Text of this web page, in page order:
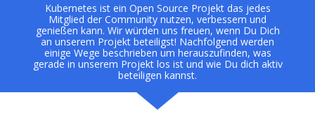
Kubernetes ist ein Open Source Projekt das jedes
Mitglied der Community nutzen, verbessern und
genießen kann. Wir würden uns freuen, wenn Du Dich
an unserem Projekt beteiligst! Nachfolgend werden
einige Wege beschrieben um herauszufinden, was
gerade in unserem Projekt los ist und wie Du dich aktiv
beteiligen kannst.